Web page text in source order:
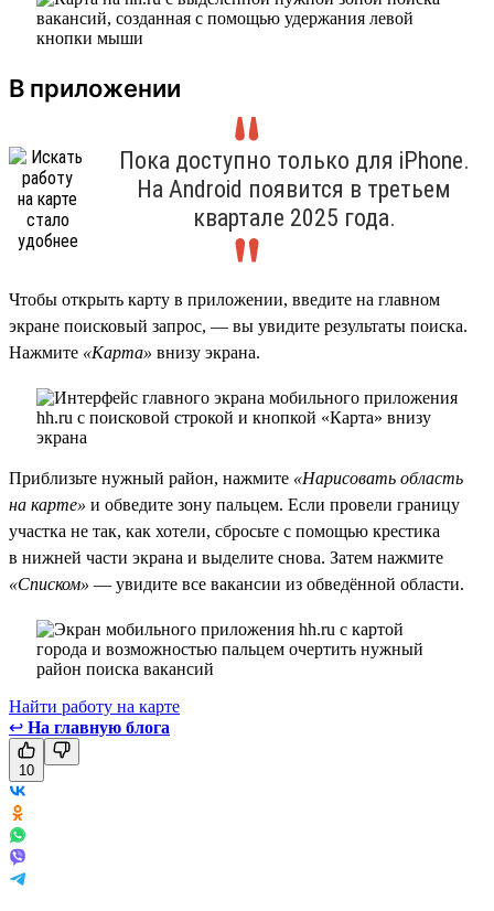
В приложении
Пока доступно только для iPhone.
На Android появится в третьем
квартале 2025 года.
Чтобы открыть карту в приложении, введите на главном
экране поисковый запрос, — вы увидите результаты поиска.
Нажмите «Карта» внизу экрана.
Приблизьте нужный район, нажмите «Нарисовать область
на карте» и обведите зону пальцем. Если провели границу
участка не так, как хотели, сбросьте с помощью крестика
в нижней части экрана и выделите снова. Затем нажмите
«Списком» — увидите все вакансии из обведённой области.
Найти работу на карте
↩ На главную блога
10